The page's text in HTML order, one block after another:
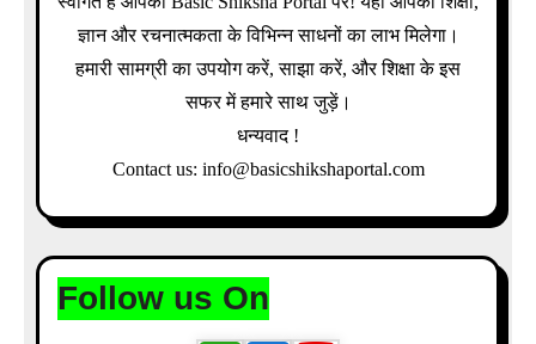
ज्ञान और रचनात्मकता के विभिन्न साधनों का लाभ मिलेगा।
हमारी सामग्री का उपयोग करें, साझा करें, और शिक्षा के इस
सफर में हमारे साथ जुड़ें।
धन्यवाद !
Contact us: info@basicshikshaportal.com
Follow us On